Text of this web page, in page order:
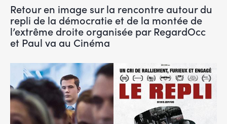
Retour en image sur la rencontre autour du
repli de la démocratie et de la montée de
l’extrême droite organisée par RegardOcc
et Paul va au Cinéma